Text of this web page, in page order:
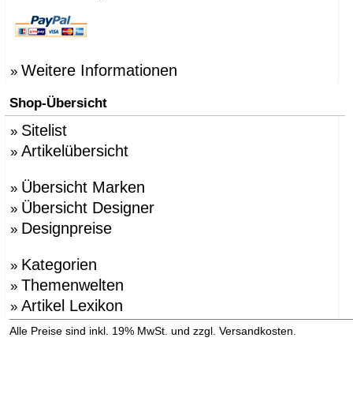
» Weitere Informationen
Shop-Übersicht
» Sitelist
» Artikelübersicht
» Übersicht Marken
» Übersicht Designer
» Designpreise
» Kategorien
» Themenwelten
» Artikel Lexikon
Alle Preise sind inkl. 19% MwSt. und zzgl. Versandkosten.